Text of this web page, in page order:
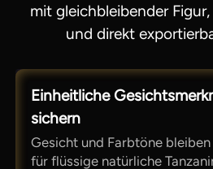
mit gleichbleibender
und direkt
Einheitliche
sichern
Gesicht und Farbtöne
für flüssige natürliche